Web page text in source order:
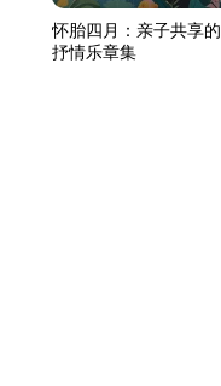
怀胎四月：亲子共享的
抒情乐章集